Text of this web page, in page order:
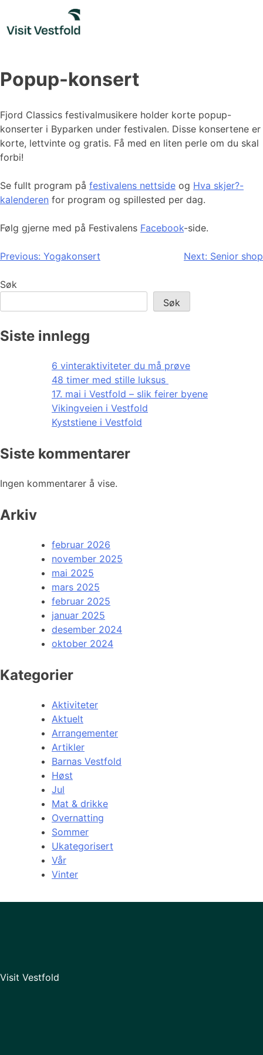
content
Popup-konsert
Fjord Classics festivalmusikere holder korte popup-
konserter i Byparken under festivalen. Disse konsertene er
korte, lettvinte og gratis. Få med en liten perle om du skal
forbi!
Se fullt program på festivalens nettside og Hva skjer?-
kalenderen for program og spillested per dag.
Følg gjerne med på Festivalens Facebook-side.
Innleggsnavigasjon
Previous: Yogakonsert Next: Senior shop
Søk
Søk
Siste innlegg
6 vinteraktiviteter du må prøve
48 timer med stille luksus
17. mai i Vestfold – slik feirer byene
Vikingveien i Vestfold
Kyststiene i Vestfold
Siste kommentarer
Ingen kommentarer å vise.
Arkiv
februar 2026
november 2025
mai 2025
mars 2025
februar 2025
januar 2025
desember 2024
oktober 2024
Kategorier
Aktiviteter
Aktuelt
Arrangementer
Artikler
Barnas Vestfold
Høst
Jul
Mat & drikke
Overnatting
Sommer
Ukategorisert
Vår
Vinter
Visit Vestfold